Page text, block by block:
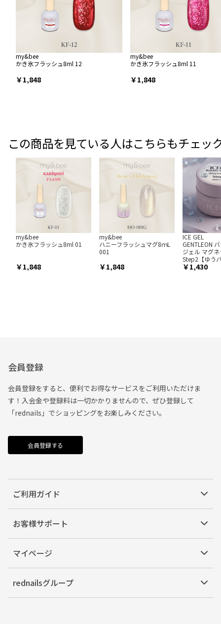
my&bee
かき氷フラッシュ8ml 12
￥1,848
my&bee
かき氷フラッシュ8ml 11
￥1,848
この商品を見ている人はこちらもチェッ
my&bee
かき氷フラッシュ8ml 01
1,848
my&bee
ハニーフラッシュマグ8ｍL
001
1,848
ICE GEL
GENTLEON
ジェル マグ
Step2【ゆう
1,430
会員登録
会員登録をすると、便利でお得なサービスをご利用いただけま
す！入会金や登録料は一切かかりませんので、ぜひ登録して
「rednails」でショッピングをお楽しみください。
会員登録する
ご利用ガイド
お客様サポート
マイページ
rednailsグループ